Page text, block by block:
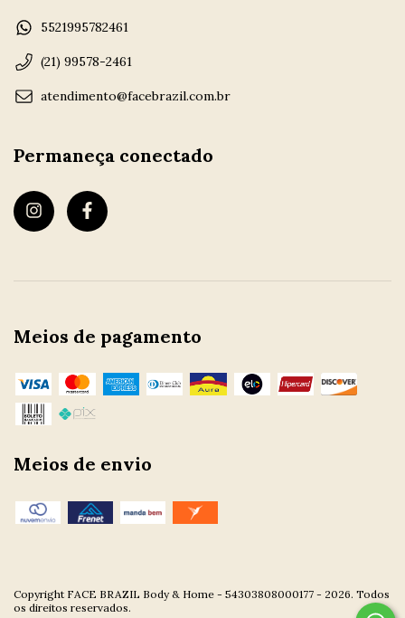
5521995782461
(21) 99578-2461
atendimento@facebrazil.com.br
Permaneça conectado
Meios de pagamento
Meios de envio
Copyright FACE BRAZIL Body & Home - 54303808000177 - 2026. Todos
os direitos reservados.